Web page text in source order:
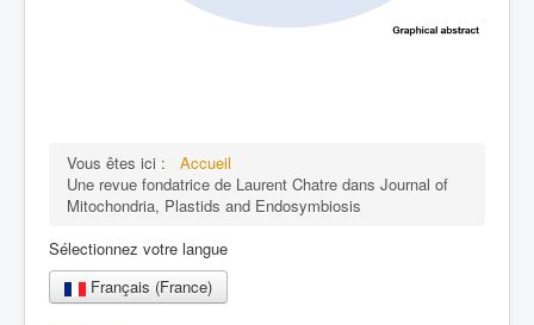
Vous êtes ici :
Accueil
Une revue fondatrice de Laurent Chatre dans Journal of
Mitochondria, Plastids and Endosymbiosis
Sélectionnez votre langue
Français (France)